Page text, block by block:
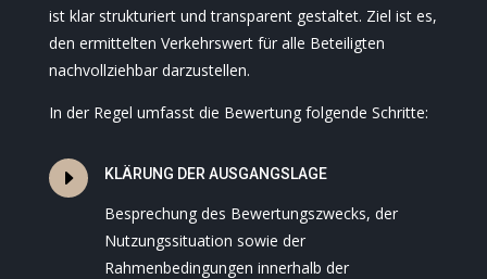
ist klar strukturiert und transparent gestaltet. Ziel ist es,
den ermittelten Verkehrswert für alle Beteiligten
nachvollziehbar darzustellen.
In der Regel umfasst die Bewertung folgende Schritte:
E KLÄRUNG DER AUSGANGSLAGE
Besprechung des Bewertungszwecks, der
Nutzungssituation sowie der
Rahmenbedingungen innerhalb der